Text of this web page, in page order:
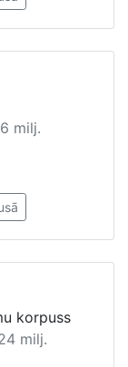
milj.
korpuss
milj.